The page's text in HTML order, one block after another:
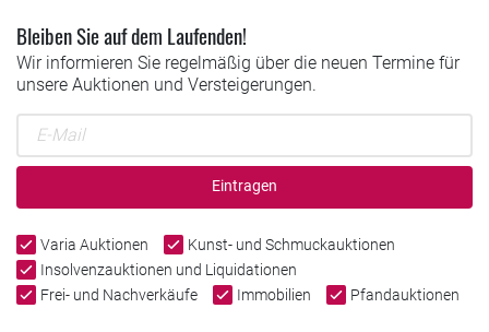
Bleiben Sie auf dem Laufenden!
Wir informieren Sie regelmäßig über die neuen Termine für
unsere Auktionen und Versteigerungen.
Eintragen
Varia Auktionen
Kunst- und Schmuckauktionen
Insolvenzauktionen und Liquidationen
Frei- und Nachverkäufe
Immobilien Pfandauktionen